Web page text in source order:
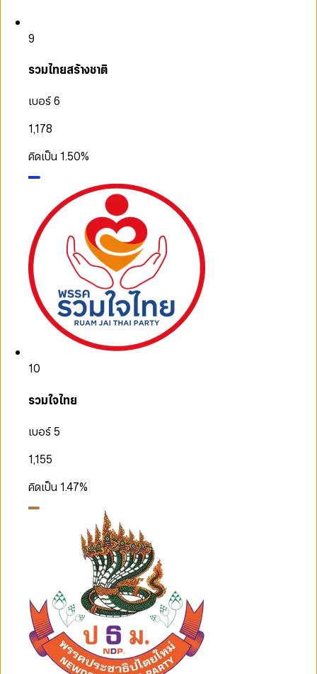
9
รวมไทยสร้างชาติ
เบอร์ 6
1,178
คิดเป็น 1.50%
10
รวมใจไทย
เบอร์ 5
1,155
คิดเป็น 1.47%